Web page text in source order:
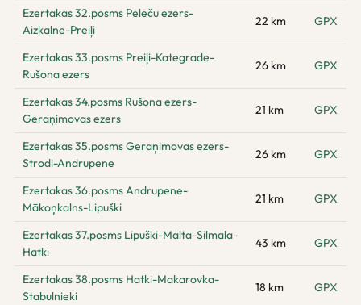
Ezertakas 32.posms Pelēču ezers-
Aizkalne-Preiļi
22 km GPX
Ezertakas 33.posms Preiļi-Kategrade-
Rušona ezers
26 km GPX
Ezertakas 34.posms Rušona ezers-
Geraņimovas ezers
21 km GPX
Ezertakas 35.posms Geraņimovas ezers-
Strodi-Andrupene
26 km GPX
Ezertakas 36.posms Andrupene-
Mākoņkalns-Lipuški
21 km GPX
Ezertakas 37.posms Lipuški-Malta-Silmala-
Hatki
43 km GPX
Ezertakas 38.posms Hatki-Makarovka-
Stabulnieki
18 km GPX